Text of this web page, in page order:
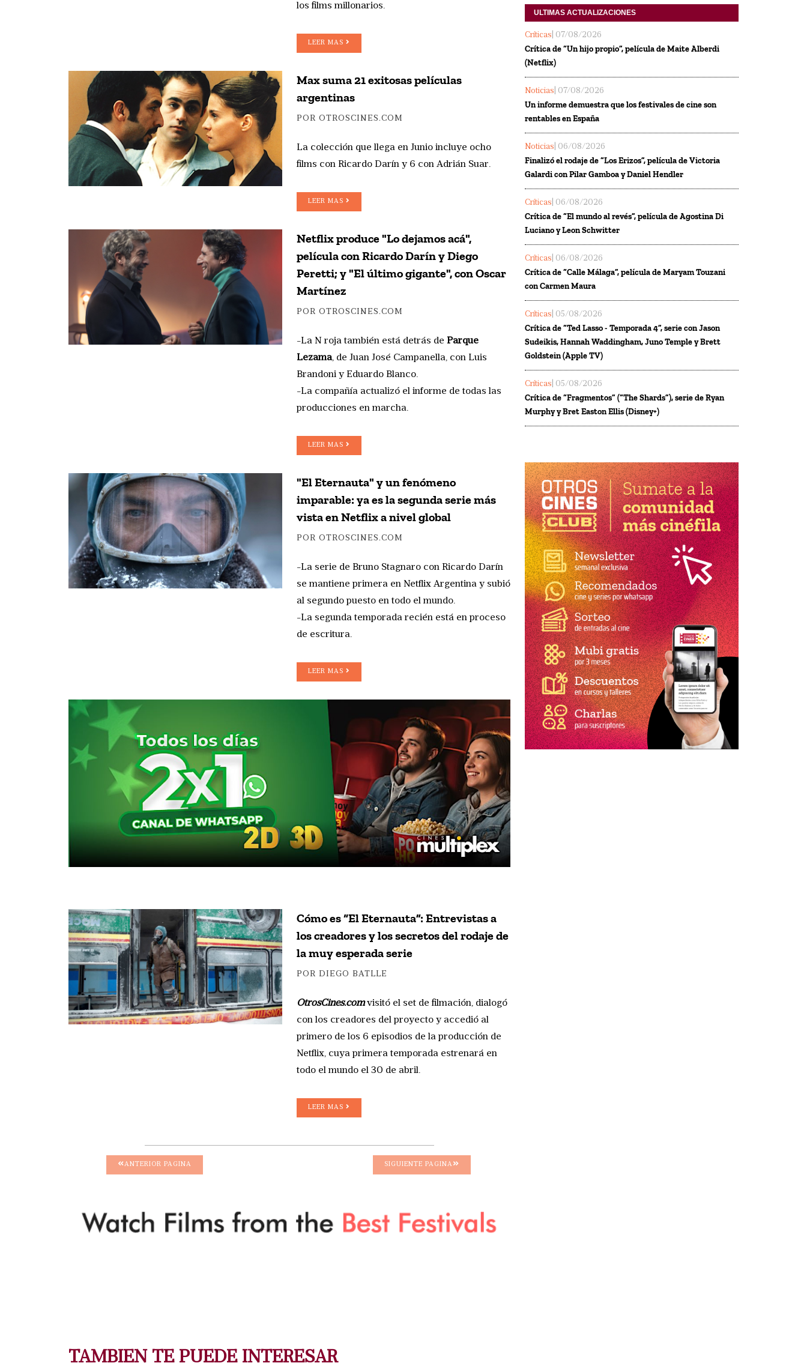
los films millonarios.
LEER MAS
Max suma 21 exitosas películas
argentinas
POR OTROSCINES.COM
La colección que llega en Junio incluye ocho
films con Ricardo Darín y 6 con Adrián Suar.
LEER MAS
Netflix produce "Lo dejamos acá",
película con Ricardo Darín y Diego
Peretti; y "El último gigante", con Oscar
Martínez
POR OTROSCINES.COM
-La N roja también está detrás de Parque
Lezama, de Juan José Campanella, con Luis
Brandoni y Eduardo Blanco.
-La compañía actualizó el informe de todas las
producciones en marcha.
LEER MAS
"El Eternauta" y un fenómeno
imparable: ya es la segunda serie más
vista en Netflix a nivel global
POR OTROSCINES.COM
-La serie de Bruno Stagnaro con Ricardo Darín
se mantiene primera en Netflix Argentina y subió
al segundo puesto en todo el mundo.
-La segunda temporada recién está en proceso
de escritura.
LEER MAS
Cómo es “El Eternauta”: Entrevistas a
los creadores y los secretos del rodaje de
la muy esperada serie
POR DIEGO BATLLE
OtrosCines.comvisitó el set de filmación, dialogó
con los creadores del proyecto y accedió al
primero de los 6 episodios de la producción de
Netflix, cuya primera temporada estrenará en
todo el mundo el 30 de abril.
LEER MAS
ANTERIOR PAGINA SIGUIENTE PAGINA
ULTIMAS ACTUALIZACIONES
Críticas | 07/08/2026
Crítica de “Un hijo propio”, película de Maite Alberdi
(Netflix)
Noticias | 07/08/2026
Un informe demuestra que los festivales de cine son
rentables en España
Noticias | 06/08/2026
Finalizó el rodaje de “Los Erizos”, película de Victoria
Galardi con Pilar Gamboa y Daniel Hendler
Críticas | 06/08/2026
Crítica de “El mundo al revés”, película de Agostina Di
Luciano y Leon Schwitter
Críticas | 06/08/2026
Crítica de “Calle Málaga”, película de Maryam Touzani
con Carmen Maura
Críticas | 05/08/2026
Crítica de “Ted Lasso - Temporada 4”, serie con Jason
Sudeikis, Hannah Waddingham, Juno Temple y Brett
Goldstein (Apple TV)
Críticas | 05/08/2026
Crítica de “Fragmentos” (“The Shards”), serie de Ryan
Murphy y Bret Easton Ellis (Disney+)
TAMBIEN TE PUEDE INTERESAR